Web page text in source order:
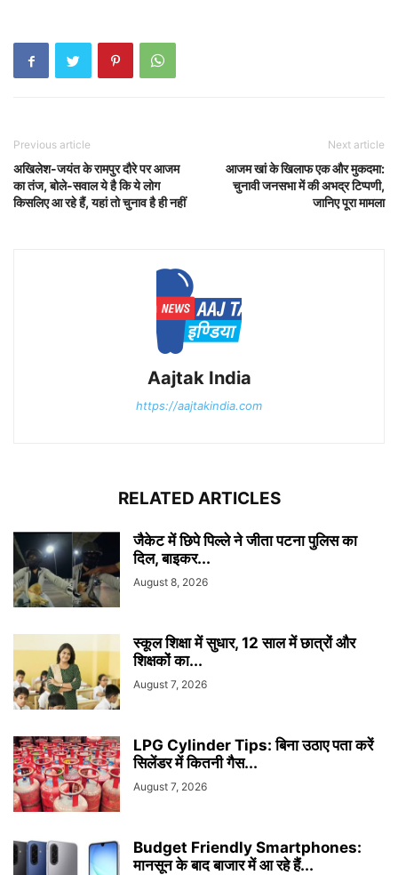
Previous article
अखिलेश-जयंत के रामपुर दौरे पर आजम
का तंज, बोले-सवाल ये है कि ये लोग
किसलिए आ रहे हैं, यहां तो चुनाव है ही नहीं
Next article
आजम खां के खिलाफ एक और मुकदमा:
चुनावी जनसभा में की अभद्र टिप्पणी,
जानिए पूरा मामला
Aajtak India
https://aajtakindia.com
RELATED ARTICLES
जैकेट में छिपे पिल्ले ने जीता पटना पुलिस का
दिल, बाइकर...
August 8, 2026
स्कूल शिक्षा में सुधार, 12 साल में छात्रों और
शिक्षकों का...
August 7, 2026
LPG Cylinder Tips: बिना उठाए पता करें
सिलेंडर में कितनी गैस...
August 7, 2026
Budget Friendly Smartphones:
मानसून के बाद बाजार में आ रहे हैं...